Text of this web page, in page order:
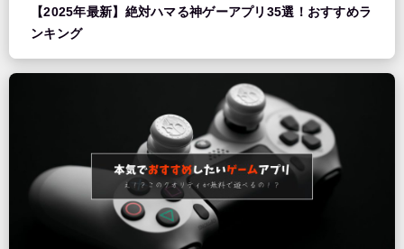
【2025年最新】絶対ハマる神ゲーアプリ35選！おすすめラ
ンキング